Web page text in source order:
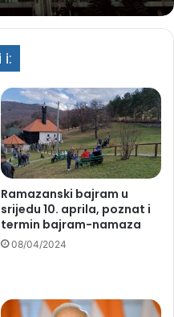
Ramazanski bajram u
srijedu 10. aprila, poznat i
termin bajram-namaza
08/04/2024